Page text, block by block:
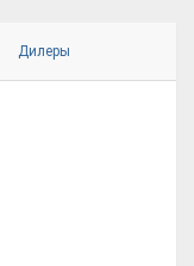
Дилеры